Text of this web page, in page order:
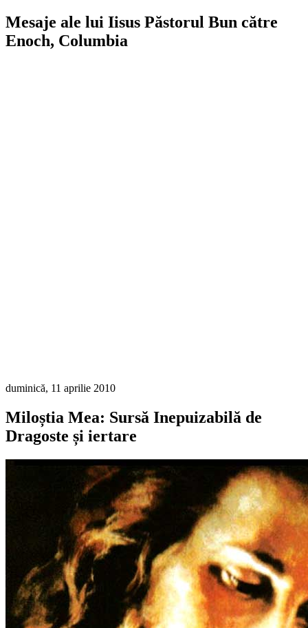
Mesaje ale lui Iisus Păstorul Bun către
Enoch, Columbia
duminică, 11 aprilie 2010
Miloștia Mea: Sursă Inepuizabilă de
Dragoste și iertare